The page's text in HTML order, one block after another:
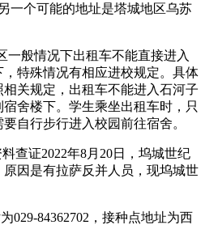
一个可能的地址是塔城地区乌苏
一般情况下出租车不能直接进入
特殊情况有相应进校规定。具体
关规定，出租车不能进入石河子
舍楼下。学生乘坐出租车时，只
自行步行进入校园前往宿舍。
查证2022年8月20日，坞城世纪
因是有拉萨反并人员，现坞城世
029-84362702，接种点地址为西